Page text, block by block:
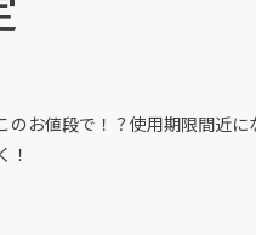
のお値段で！？使用期限間近
！